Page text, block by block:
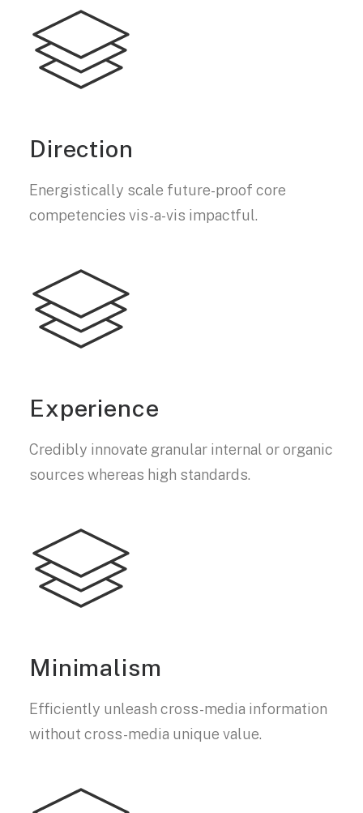
Direction
Energistically scale future-proof core
competencies vis-a-vis impactful.
Experience
Credibly innovate granular internal or organic
sources whereas high standards.
Minimalism
Efficiently unleash cross-media information
without cross-media unique value.